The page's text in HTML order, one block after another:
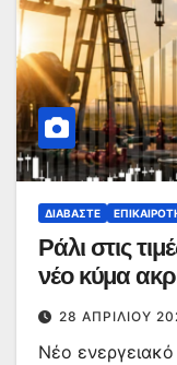
ΔΙΑΒΆΣΤΕ
Ράλι στις
νέο κύμα
28 ΑΠΡΙΛΊΟΥ
Νέο